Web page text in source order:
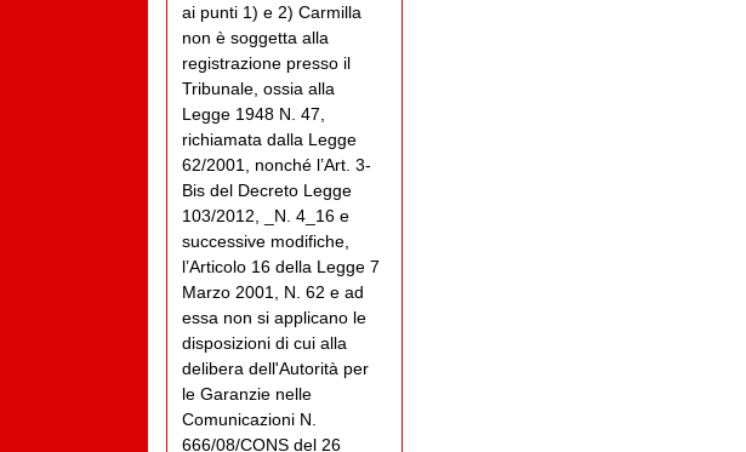
ai punti 1) e 2) Carmilla
non è soggetta alla
registrazione presso il
Tribunale, ossia alla
Legge 1948 N. 47,
richiamata dalla Legge
62/2001, nonché l’Art. 3-
Bis del Decreto Legge
103/2012, _N. 4_16 e
successive modifiche,
l’Articolo 16 della Legge 7
Marzo 2001, N. 62 e ad
essa non si applicano le
disposizioni di cui alla
delibera dell'Autorità per
le Garanzie nelle
Comunicazioni N.
666/08/CONS del 26